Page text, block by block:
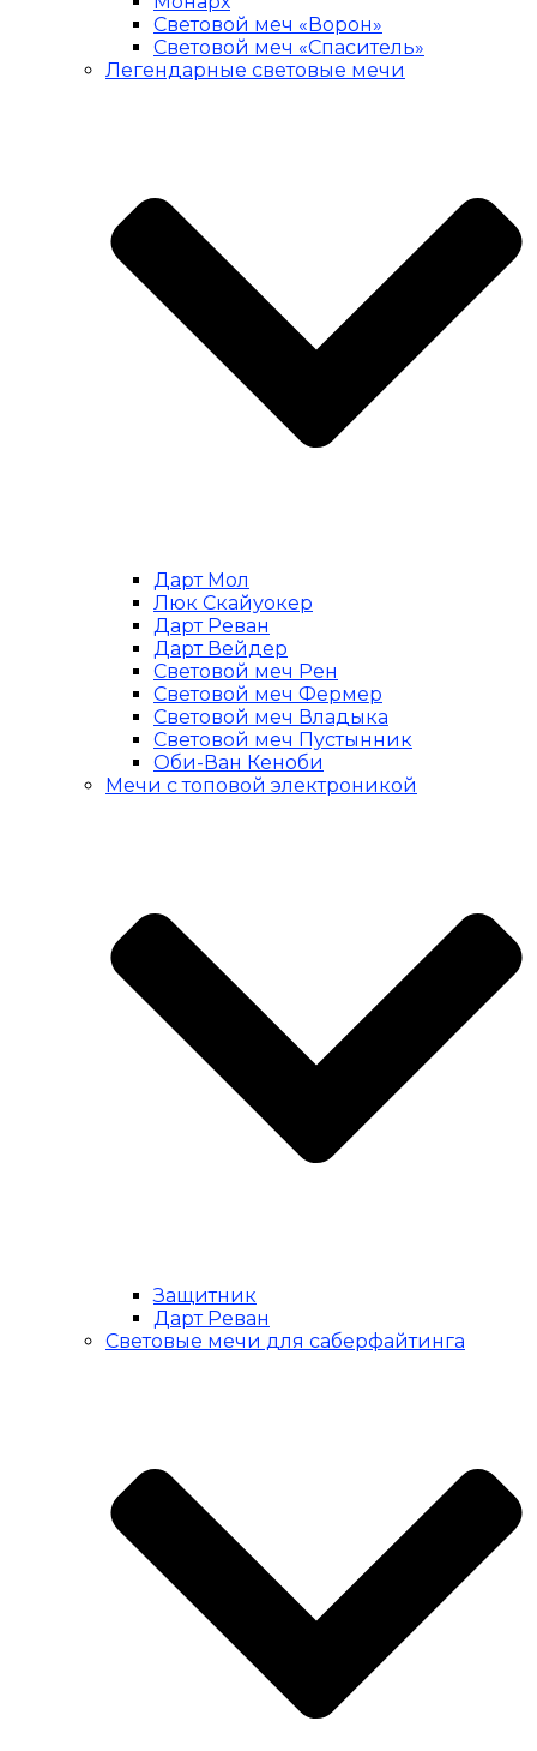
Световой меч «Ворон»
Световой меч «Спаситель»
Легендарные световые мечи
Дарт Мол
Люк Скайуокер
Дарт Реван
Дарт Вейдер
Световой меч Рен
Световой меч Фермер
Световой меч Владыка
Световой меч Пустынник
Оби-Ван Кеноби
Мечи с топовой электроникой
Защитник
Дарт Реван
Световые мечи для саберфайтинга